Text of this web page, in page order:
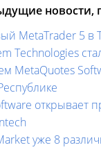
новости,
MetaTrader 5 в
Technologies
MetaQuotes
открывает
уже 8